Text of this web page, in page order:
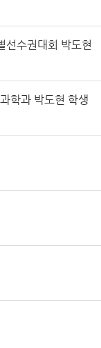
선수권대회 박도현
학과 박도현 학생